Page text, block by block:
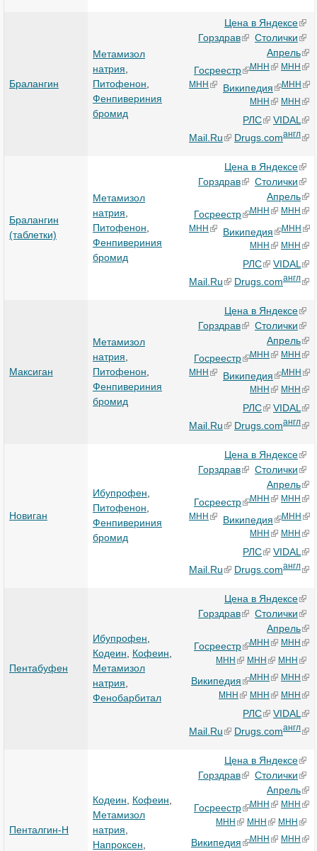
Бралангин
Метамизол
натрия
Питофенон
Фенпивериния
бромид
Цена в Яндексе
Горздрав
Столички
Апрель
Госреестр
МНН
МНН
МНН
Википедия
МНН
МНН
МНН
РЛС
VIDAL
Mail.Ru
Drugs.comангл
Бралангин
(таблетки)
Метамизол
натрия
Питофенон
Фенпивериния
бромид
Цена в Яндексе
Горздрав
Столички
Апрель
Госреестр
МНН
МНН
МНН
Википедия
МНН
МНН
МНН
РЛС
VIDAL
Mail.Ru
Drugs.comангл
Максиган
Метамизол
натрия
Питофенон
Фенпивериния
бромид
Цена в Яндексе
Горздрав
Столички
Апрель
Госреестр
МНН
МНН
МНН
Википедия
МНН
МНН
МНН
РЛС
VIDAL
Mail.Ru
Drugs.comангл
Новиган
Ибупрофен
Питофенон
Фенпивериния
бромид
Цена в Яндексе
Горздрав
Столички
Апрель
Госреестр
МНН
МНН
МНН
Википедия
МНН
МНН
МНН
РЛС
VIDAL
Mail.Ru
Drugs.comангл
Пентабуфен
Ибупрофен
Кодеин
Кофеин
Метамизол
натрия
Фенобарбитал
Цена в Яндексе
Горздрав
Столички
Апрель
Госреестр
МНН
МНН
МНН
МНН МНН
Википедия МНН
МНН
МНН
МНН МНН
РЛС
VIDAL
Mail.Ru
Drugs.comангл
Пенталгин-Н
Кодеин Кофеин
Метамизол
натрия
Напроксен
Цена в Яндексе
Горздрав
Столички
Апрель
Госреестр
МНН
МНН
МНН
МНН МНН
Википедия МНН
МНН